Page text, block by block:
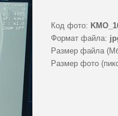
Код фото:
Формат файла:
Размер файла
Размер фото